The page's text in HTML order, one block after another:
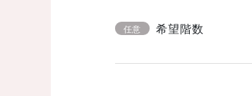
任意 希望階数